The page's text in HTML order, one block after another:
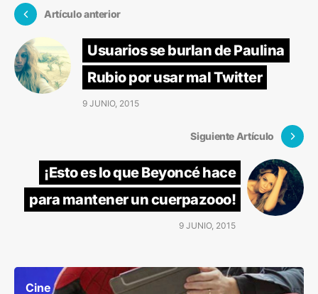
Artículo anterior
Usuarios se burlan de Paulina
Rubio por usar mal Twitter
9 JUNIO, 2015
Siguiente Artículo
¡Esto es lo que Beyoncé hace
para mantener un cuerpazooo!
9 JUNIO, 2015
Cine